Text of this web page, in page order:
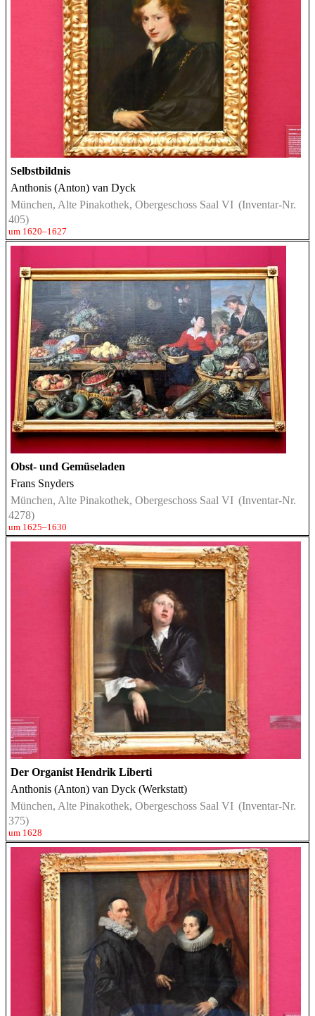
Selbstbildnis
Anthonis (Anton) van Dyck
München, Alte Pinakothek, Obergeschoss Saal VI (Inventar-Nr.
405)
um 1620–1627
Obst- und Gemüseladen
Frans Snyders
München, Alte Pinakothek, Obergeschoss Saal VI (Inventar-Nr.
4278)
um 1625–1630
Der Organist Hendrik Liberti
Anthonis (Anton) van Dyck (Werkstatt)
München, Alte Pinakothek, Obergeschoss Saal VI (Inventar-Nr.
375)
um 1628